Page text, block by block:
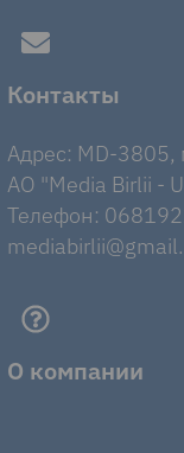
Контакты
Адрес: MD-
AO "Media Birlii -
Телефон:
О компании